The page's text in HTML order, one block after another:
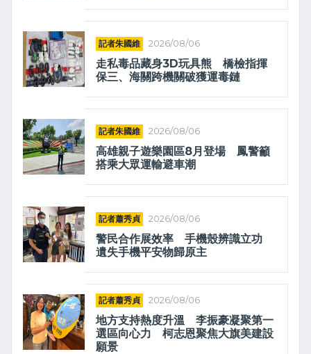
記者朱國維 2026/08/06
走私毒品藏身3D玩具熊 橋檢指揮
保三、海關跨機關破獲運毒鏈
記者朱國維 2026/08/06
高雄親子遊樂園區8月登場 鳳警籲
搭乘大眾運輸避車潮
記者蕭秀貞 2026/08/06
警民合作展效率 手機殼辨識立功
遺失手機平安物歸原主
記者蕭秀貞 2026/08/06
地方支持熱度升溫 李振豪凝聚第一
選區向心力 柯志恩聚焦大旗美建設
願景